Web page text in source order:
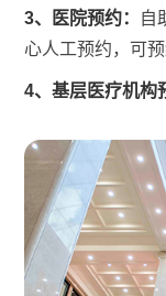
3、医院预约： 自
心人工预约，可
4、基层医疗机构